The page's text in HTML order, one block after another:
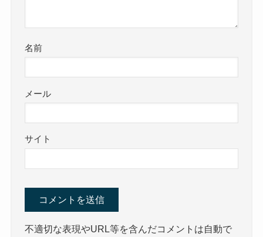
名前
メール
サイト
不適切な表現やURL等を含んだコメントは自動で